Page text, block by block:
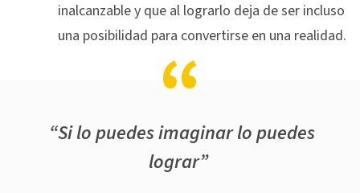
inalcanzable y que al lograrlo deja de ser incluso
una posibilidad para convertirse en una realidad.
“Si lo puedes imaginar lo puedes
lograr”